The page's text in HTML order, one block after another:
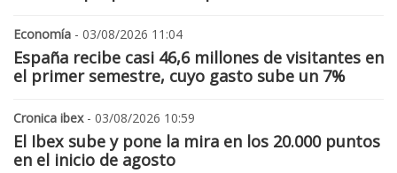
Economía - 03/08/2026 11:04
España recibe casi 46,6 millones de visitantes en
el primer semestre, cuyo gasto sube un 7%
Cronica ibex- 03/08/2026 10:59
El Ibex sube y pone la mira en los 20.000 puntos
en el inicio de agosto